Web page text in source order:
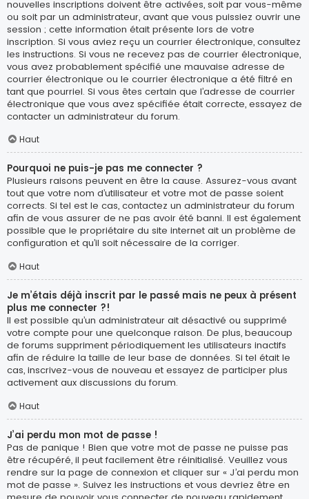
nouvelles inscriptions doivent être activées, soit par vous-même
ou soit par un administrateur, avant que vous puissiez ouvrir une
session ; cette information était présente lors de votre
inscription. Si vous aviez reçu un courrier électronique, consultez
les instructions. Si vous ne recevez pas de courrier électronique,
vous avez probablement spécifié une mauvaise adresse de
courrier électronique ou le courrier électronique a été filtré en
tant que pourriel. Si vous êtes certain que l’adresse de courrier
électronique que vous avez spécifiée était correcte, essayez de
contacter un administrateur du forum.
Haut
Pourquoi ne puis-je pas me connecter ?
Plusieurs raisons peuvent en être la cause. Assurez-vous avant
tout que votre nom d’utilisateur et votre mot de passe soient
corrects. Si tel est le cas, contactez un administrateur du forum
afin de vous assurer de ne pas avoir été banni. Il est également
possible que le propriétaire du site internet ait un problème de
configuration et qu’il soit nécessaire de la corriger.
Haut
Je m’étais déjà inscrit par le passé mais ne peux à présent
plus me connecter ?!
Il est possible qu’un administrateur ait désactivé ou supprimé
votre compte pour une quelconque raison. De plus, beaucoup
de forums suppriment périodiquement les utilisateurs inactifs
afin de réduire la taille de leur base de données. Si tel était le
cas, inscrivez-vous de nouveau et essayez de participer plus
activement aux discussions du forum.
Haut
J’ai perdu mon mot de passe !
Pas de panique ! Bien que votre mot de passe ne puisse pas
être récupéré, il peut facilement être réinitialisé. Veuillez vous
rendre sur la page de connexion et cliquer sur « J’ai perdu mon
mot de passe ». Suivez les instructions et vous devriez être en